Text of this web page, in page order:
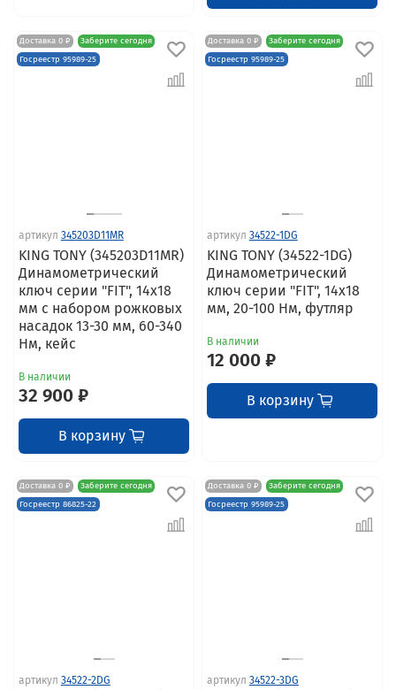
Доставка 0 ₽
Заберите сегодня
Госреестр 95989-25
артикул 345203D11MR
KING TONY (345203D11MR)
Динамометрический
ключ серии "FIT", 14х18
мм с набором рожковых
насадок 13-30 мм, 60-340
Нм, кейс
В наличии
32 900 ₽
В корзину
Доставка 0 ₽
Заберите сегодня
Госреестр 95989-25
артикул 34522-1DG
KING TONY (34522-1DG)
Динамометрический
ключ серии "FIT", 14х18
мм, 20-100 Нм, футляр
В наличии
12 000 ₽
В корзину
Доставка 0 ₽
Заберите сегодня
Госреестр 86825-22
артикул 34522-2DG
Доставка 0 ₽
Заберите сегодня
Госреестр 95989-25
артикул 34522-3DG